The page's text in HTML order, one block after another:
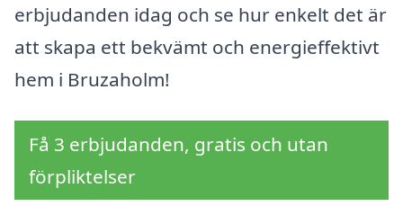
erbjudanden idag och se hur enkelt det är
att skapa ett bekvämt och energieffektivt
hem i Bruzaholm!
Få 3 erbjudanden, gratis och utan
förpliktelser